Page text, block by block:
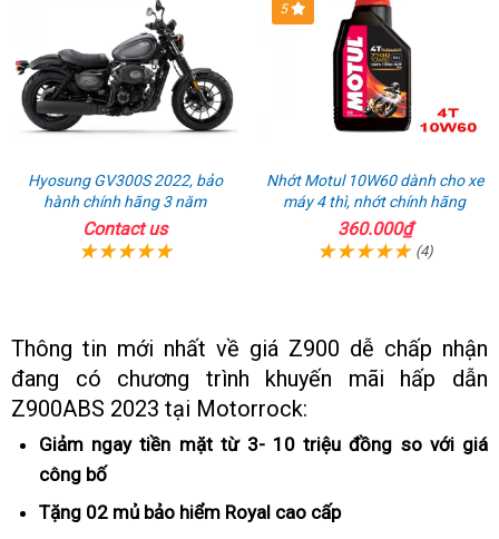
Hyosung GV300S 2022, bảo
hành chính hãng 3 năm
Contact us
5
Nhớt Motul 10W60 dành cho xe
máy 4 thì, nhớt chính hãng
360.000₫
(4)
Thông tin mới nhất về giá Z900 dễ chấp nhận
đang có chương trình khuyến mãi xuất
hấp dẫn
Z900ABS 2023 tại Motorrock:
Giảm ngay tiền mặt từ 3- 10 triệu đồng so với giá
công bố
hành
Tặng 02 mủ bảo hiểm Royal đặt
cao cấp